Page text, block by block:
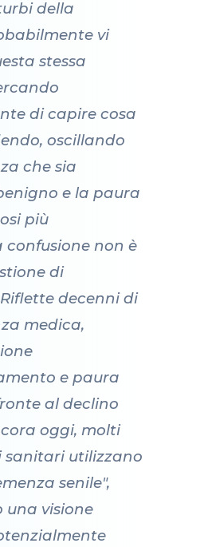
della
vi
stessa
di capire cosa
oscillando
che sia
e la paura
più
confusione non è
di
decenni di
medica,
e paura
al declino
oggi, molti
sanitari utilizzano
senile",
una visione